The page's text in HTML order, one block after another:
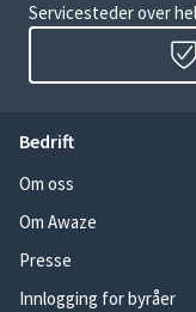
Servicesteder over
Bedrift
Om oss
Om Awaze
Presse
Innlogging for byråer